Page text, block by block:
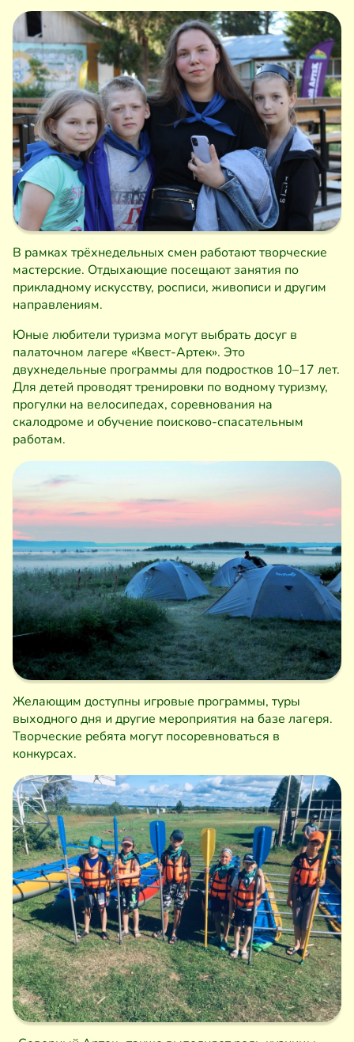
В рамках трёхнедельных смен работают творческие
мастерские. Отдыхающие посещают занятия по
прикладному искусству, росписи, живописи и другим
направлениям.
Юные любители туризма могут выбрать досуг в
палаточном лагере «Квест-Артек». Это
двухнедельные программы для подростков 10–17 лет.
Для детей проводят тренировки по водному туризму,
прогулки на велосипедах, соревнования на
скалодроме и обучение поисково-спасательным
работам.
Желающим доступны игровые программы, туры
выходного дня и другие мероприятия на базе лагеря.
Творческие ребята могут посоревноваться в
конкурсах.